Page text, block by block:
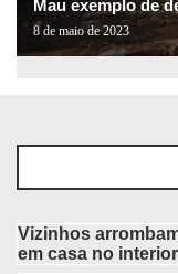
Mau exemplo de
8 de maio de 2023
Vizinhos
em casa no